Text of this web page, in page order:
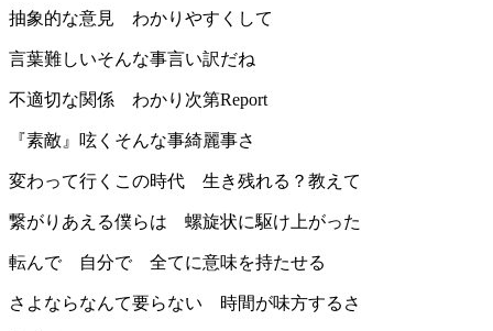
抽象的な意見 わかりやすくして
言葉難しいそんな事言い訳だね
不適切な関係 わかり次第Report
『素敵』呟くそんな事綺麗事さ
変わって行くこの時代 生き残れる？教えて
繋がりあえる僕らは 螺旋状に駆け上がった
転んで 自分で 全てに意味を持たせる
さよならなんて要らない 時間が味方するさ